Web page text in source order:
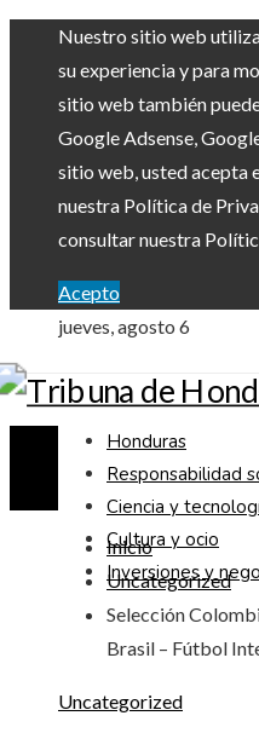
Nuestro sitio web
su experiencia y para
sitio web también
Google Adsense,
sitio web, usted acepta
nuestra Política de
consultar nuestra
Acepto
jueves, agosto 6
Honduras
Responsabilidad
Ciencia y
Cultura y ocio
Inversiones y
Inicio
Uncategorized
Selección
Brasil – Fútbol
Uncategorized